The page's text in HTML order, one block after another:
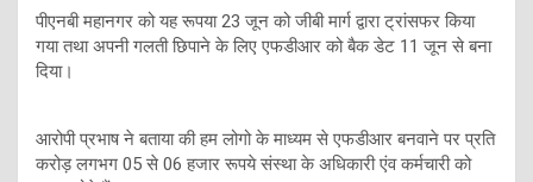
पीएनबी महानगर को यह रूपया 23 जून को जीबी मार्ग द्वारा ट्रांसफर किया
गया तथा अपनी गलती छिपाने के लिए एफडीआर को बैक डेट 11 जून से बना
दिया।
आरोपी प्रभाष ने बताया की हम लोगो के माध्यम से एफडीआर बनवाने पर प्रति
करोड़ लगभग 05 से 06 हजार रूपये संस्था के अधिकारी एंव कर्मचारी को